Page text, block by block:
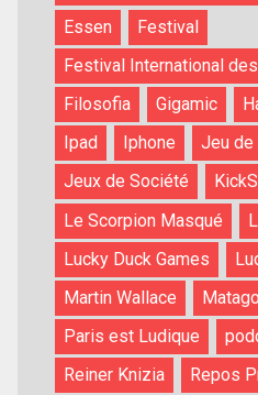
Essen
Festival
Festival International
Filosofia
Gigamic
Ipad
Iphone
Jeu de
Jeux de Société
Le Scorpion Masqué
Lucky Duck Games
Martin Wallace
Paris est Ludique
Reiner Knizia
Repos